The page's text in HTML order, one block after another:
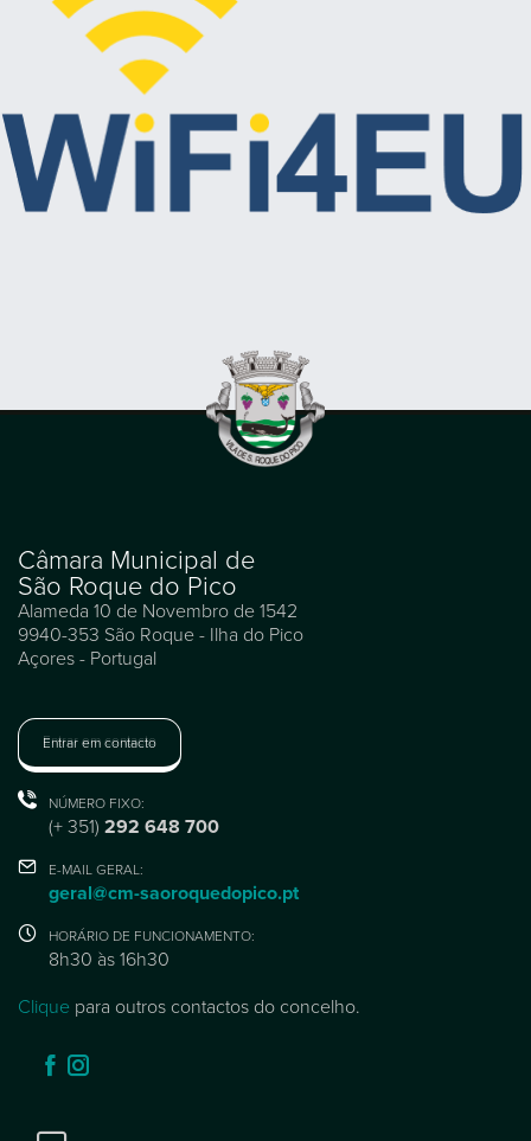
Câmara Municipal de
São Roque do Pico
Alameda 10 de Novembro de 1542
9940-353 São Roque - Ilha do Pico
Açores - Portugal
Entrar em contacto
NÚMERO FIXO:
(+ 351) 292 648 700
E-MAIL GERAL:
geral@cm-saoroquedopico.pt
HORÁRIO DE FUNCIONAMENTO:
8h30 às 16h30
Clique para outros contactos do concelho.